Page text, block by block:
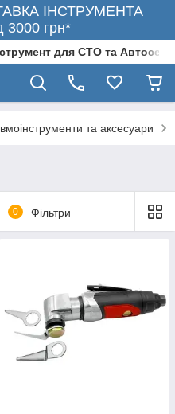
ІНСТРУМЕНТА
3000 грн*
для СТО та
та аксесуари
0 Фільтри